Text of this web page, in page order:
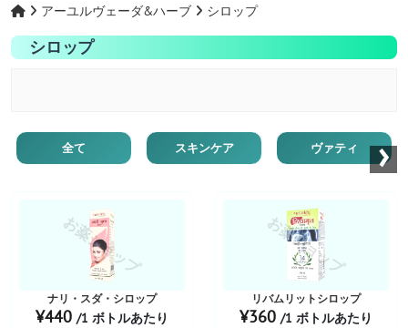
アーユルヴェーダ&ハーブ シロップ
シロップ
全て スキンケア ヴァティ ›
お薬ショップ
ナリ・スダ・シロップ
¥440 /1 ボトルあたり
お薬ショップ
リバムリットシロップ
¥360 /1 ボトルあたり